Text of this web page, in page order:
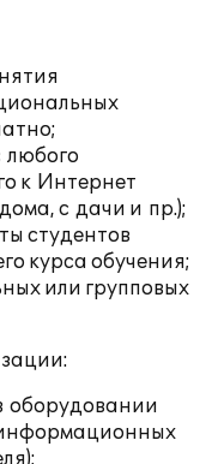
любого
к Интернет
с дачи и пр.);
студентов
курса обучения;
или групповых
оборудовании